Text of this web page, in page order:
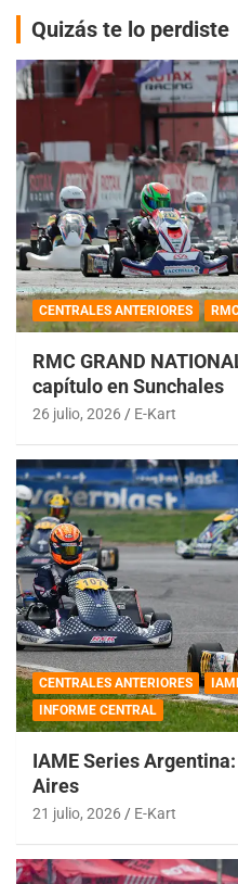
Quizás te lo perdiste
CENTRALES ANTERIORES
RMC GRAND
capítulo en Sunchales
26 julio, 2026 E-Kart
CENTRALES ANTERIORES
INFORME CENTRAL
IAME Series
Aires
21 julio, 2026 E-Kart